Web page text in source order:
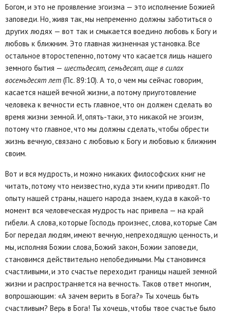
Богом, и это не проявление эгоизма — это исполнение Божией
заповеди. Но, живя так, мы непременно должны заботиться о
других людях — вот так и смыкается воедино любовь к Богу и
любовь к ближним. Это главная жизненная установка. Все
остальное второстепенно, потому что касается лишь нашего
земного бытия — шестьдесят, семьдесят, аще в силах
восемьдесят лет (Пс. 89:10). А то, о чем мы сейчас говорим,
касается нашей вечной жизни, а потому приуготовление
человека к вечности есть главное, что он должен сделать во
время жизни земной. И, опять-таки, это никакой не эгоизм,
потому что главное, что мы должны сделать, чтобы обрести
жизнь вечную, связано с любовью к Богу и любовью к ближним
своим.
Вот и вся мудрость, и можно никаких философских книг не
читать, потому что неизвестно, куда эти книги приводят. По
опыту нашей страны, нашего народа знаем, куда в какой-то
момент вся человеческая мудрость нас привела — на край
гибели. А слова, которые Господь произнес, слова, которые Сам
Бог передал людям, имеют вечную, непреходящую ценность, и
мы, исполняя Божии слова, Божий закон, Божии заповеди,
становимся действительно непобедимыми. Мы становимся
счастливыми, и это счастье переходит границы нашей земной
жизни и распространяется на вечность. Таков ответ многим,
вопрошающим: «А зачем верить в Бога?» Ты хочешь быть
счастливым? Верь в Бога! Ты хочешь, чтобы твое счастье было